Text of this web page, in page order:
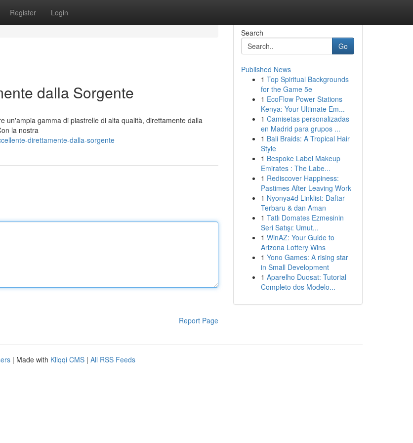
Register Login
dalla Sorgente
un'ampia gamma di piastrelle di alta qualità, direttamente dalla
la nostra
direttamente-dalla-sorgente
Report Page
Search
Go
Published News
1 Top Spiritual Backgrounds
for the Game 5e
1 EcoFlow Power Stations
Kenya: Your Ultimate Em...
1 Camisetas personalizadas
en Madrid para grupos ...
1 Bali Braids: A Tropical Hair
Style
1 Bespoke Label Makeup
Emirates : The Labe...
1 Rediscover Happiness:
Pastimes After Leaving Work
1 Nyonya4d Linklist: Daftar
Terbaru & dan Aman
1 Tatlı Domates Ezmesinin
Seri Satışı: Umut...
1 WinAZ: Your Guide to
Arizona Lottery Wins
1 Yono Games: A rising star
in Small Development
1 Aparelho Duosat: Tutorial
Completo dos Modelo...
| Made with Kliqqi CMS | All RSS Feeds